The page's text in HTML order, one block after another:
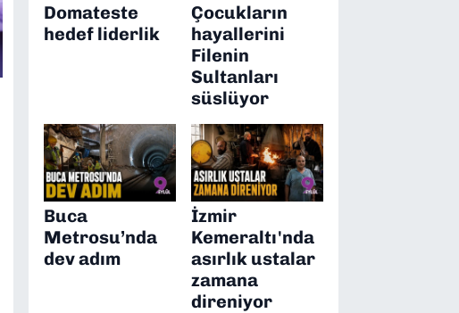
Domateste
hedef liderlik
Çocukların
hayallerini
Filenin
Sultanları
süslüyor
Buca
Metrosu’nda
dev adım
İzmir
Kemeraltı'nda
asırlık ustalar
zamana
direniyor